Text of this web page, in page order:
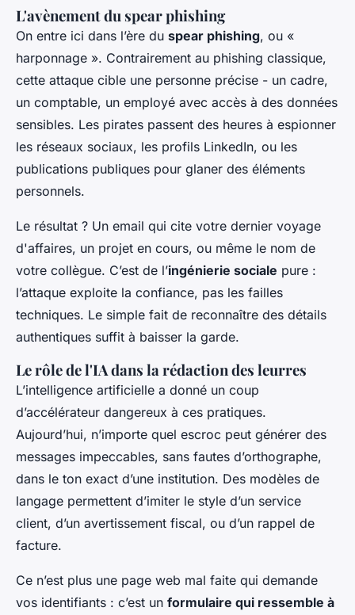
L'avènement du spear phishing
On entre ici dans l’ère du spear phishing, ou «
harponnage ». Contrairement au phishing classique,
cette attaque cible une personne précise - un cadre,
un comptable, un employé avec accès à des données
sensibles. Les pirates passent des heures à espionner
les réseaux sociaux, les profils LinkedIn, ou les
publications publiques pour glaner des éléments
personnels.
Le résultat ? Un email qui cite votre dernier voyage
d'affaires, un projet en cours, ou même le nom de
votre collègue. C’est de l’ingénierie sociale pure :
l’attaque exploite la confiance, pas les failles
techniques. Le simple fait de reconnaître des détails
authentiques suffit à baisser la garde.
Le rôle de l'IA dans la rédaction des leurres
L’intelligence artificielle a donné un coup
d’accélérateur dangereux à ces pratiques.
Aujourd’hui, n’importe quel escroc peut générer des
messages impeccables, sans fautes d’orthographe,
dans le ton exact d’une institution. Des modèles de
langage permettent d’imiter le style d’un service
client, d’un avertissement fiscal, ou d’un rappel de
facture.
Ce n’est plus une page web mal faite qui demande
vos identifiants : c’est un formulaire qui ressemble à